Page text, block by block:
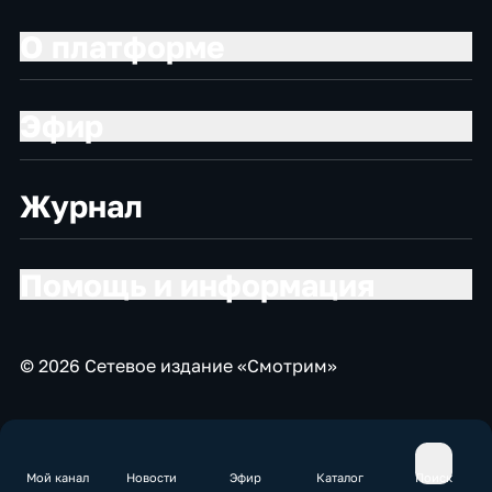
Мой канал Новости Эфир Каталог Поиск
Журнал
© 2026 Сетевое издание «Смотрим»